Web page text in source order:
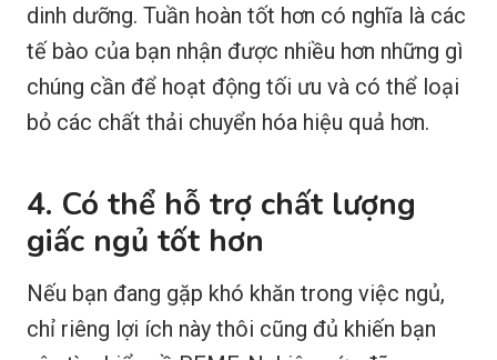
dinh dưỡng. Tuần hoàn tốt hơn có nghĩa là các
tế bào của bạn nhận được nhiều hơn những gì
chúng cần để hoạt động tối ưu và có thể loại
bỏ các chất thải chuyển hóa hiệu quả hơn.
4. Có thể hỗ trợ chất lượng
giấc ngủ tốt hơn
Nếu bạn đang gặp khó khăn trong việc ngủ,
chỉ riêng lợi ích này thôi cũng đủ khiến bạn